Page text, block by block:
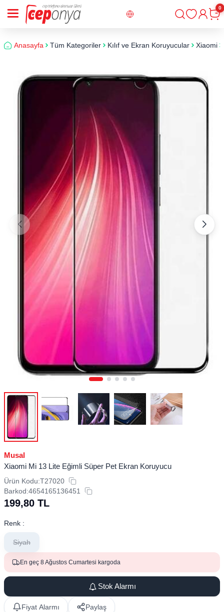
Giriş
0
Anasayfa Tüm Kategoriler Kılıf ve Ekran Koruyucular Xiaomi
Musal
Xiaomi Mi 13 Lite Eğimli Süper Pet Ekran Koruyucu
Ürün Kodu:T27020
Barkod:4654165136451
199,80 TL
Renk :
Siyah
En geç 8 Ağustos Cumartesi kargoda
Stok Alarmı
Fiyat Alarmı Paylaş